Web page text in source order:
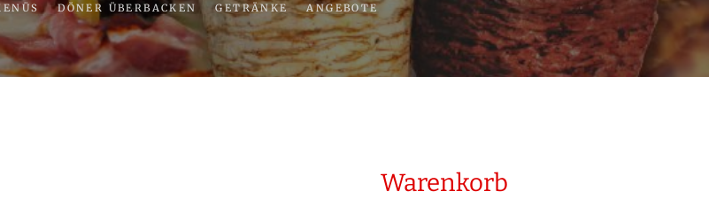
DÖNER ÜBERBACKEN GETRÄNKE ANGEBOTE
Warenkorb